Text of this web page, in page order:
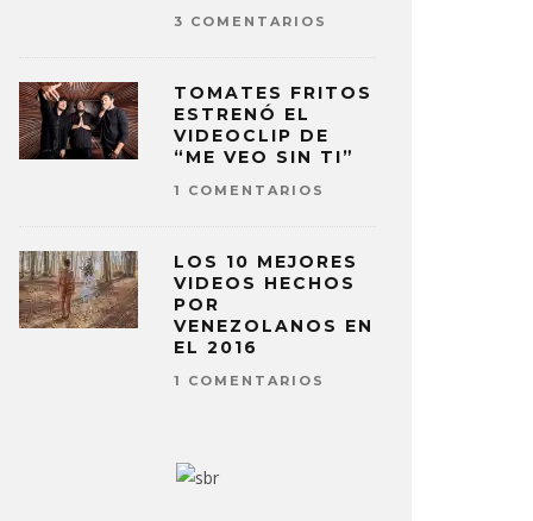
3 COMENTARIOS
TOMATES FRITOS
ESTRENÓ EL
VIDEOCLIP DE
“ME VEO SIN TI”
1 COMENTARIOS
LOS 10 MEJORES
VIDEOS HECHOS
POR
VENEZOLANOS EN
EL 2016
1 COMENTARIOS